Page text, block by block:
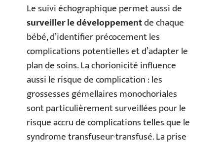
Le suivi échographique permet aussi de
surveiller le développementde chaque
bébé, d’identifier précocement les
complications potentielles et d’adapter le
plan de soins. La chorionicité influence
aussi le risque de complication : les
grossesses gémellaires monochoriales
sont particulièrement surveillées pour le
risque accru de complications telles que le
syndrome transfuseur-transfusé. La prise